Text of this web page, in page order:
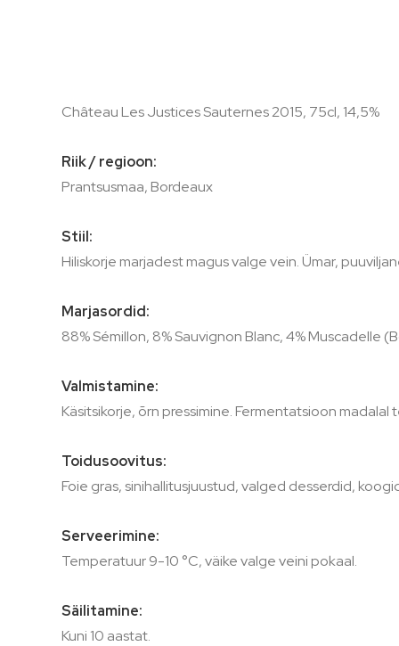
Château Les Justices Sauternes 2015, 75cl, 14,5%
Riik / regioon:
Prantsusmaa, Bordeaux
Stiil:
Hiliskorje marjadest magus valge vein. Ümar,
Marjasordid:
88% Sémillon, 8% Sauvignon Blanc, 4% Muscadelle
Valmistamine:
Käsitsikorje, õrn pressimine. Fermentatsioon
Toidusoovitus:
Foie gras, sinihallitusjuustud, valged desserdid,
Serveerimine:
Temperatuur 9-10 °C, väike valge veini pokaal.
Säilitamine:
Kuni 10 aastat.